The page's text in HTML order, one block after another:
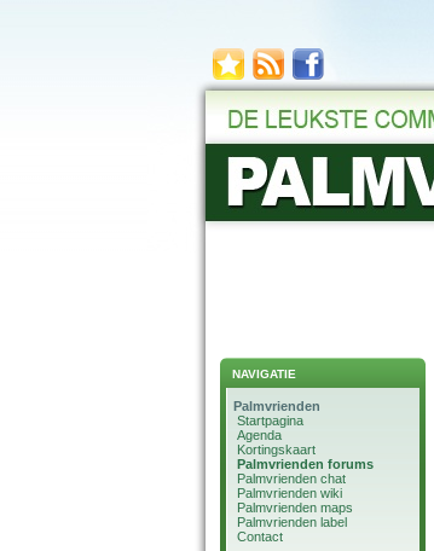
NAVIGATIE
Palmvrienden
Startpagina
Agenda
Kortingskaart
Palmvrienden forums
Palmvrienden chat
Palmvrienden wiki
Palmvrienden maps
Palmvrienden label
Contact